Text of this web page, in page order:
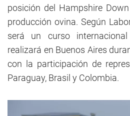
posición del Hampshire
producción ovina. Según
será un curso
realizará en Buenos Aires
con la participación de
Paraguay, Brasil y Colombia.